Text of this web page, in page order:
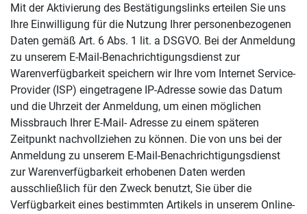
Mit der Aktivierung des Bestätigungslinks erteilen Sie uns
Ihre Einwilligung für die Nutzung Ihrer personenbezogenen
Daten gemäß Art. 6 Abs. 1 lit. a DSGVO. Bei der Anmeldung
zu unserem E-Mail-Benachrichtigungsdienst zur
Warenverfügbarkeit speichern wir Ihre vom Internet Service-
Provider (ISP) eingetragene IP-Adresse sowie das Datum
und die Uhrzeit der Anmeldung, um einen möglichen
Missbrauch Ihrer E-Mail- Adresse zu einem späteren
Zeitpunkt nachvollziehen zu können. Die von uns bei der
Anmeldung zu unserem E-Mail-Benachrichtigungsdienst
zur Warenverfügbarkeit erhobenen Daten werden
ausschließlich für den Zweck benutzt, Sie über die
Verfügbarkeit eines bestimmten Artikels in unserem Online-